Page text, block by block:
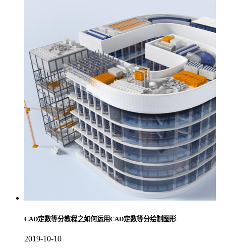
CAD定数等分教程之如何运用CAD定数等分绘制图形
2019-10-10